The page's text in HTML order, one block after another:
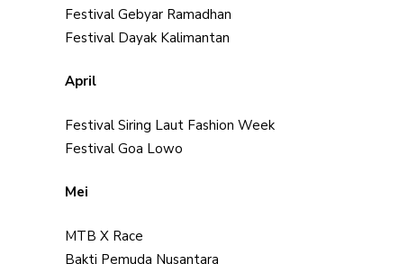
Festival Gebyar Ramadhan
Festival Dayak Kalimantan
April
Festival Siring Laut Fashion Week
Festival Goa Lowo
Mei
MTB X Race
Bakti Pemuda Nusantara